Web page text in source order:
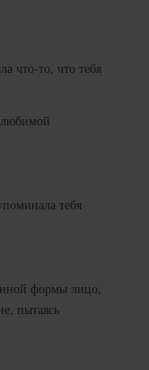
что-то, что тебя
тебя
формы лицо,
пытаясь